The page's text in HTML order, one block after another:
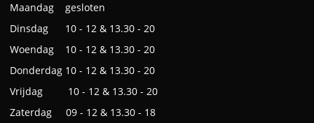
Maandag gesloten
Dinsdag 10 - 12 & 13.30 - 20
Woendag 10 - 12 & 13.30 - 20
Donderdag 10 - 12 & 13.30 - 20
Vrijdag 10 - 12 & 13.30 - 20
Zaterdag 09 - 12 & 13.30 - 18